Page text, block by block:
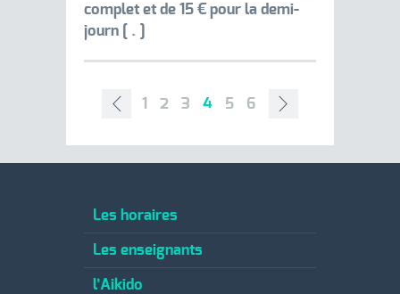
complet et de 15 € pour la demi-
journ […]
1 2 3 4 5 6
Les horaires
Les enseignants
l’Aikido